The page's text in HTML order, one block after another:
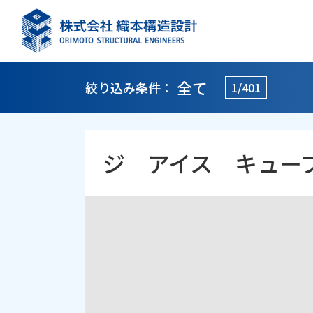
絞り込み条件： 全て 1/401
ジ アイス キュー